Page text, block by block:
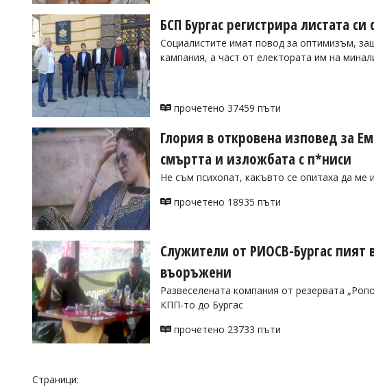
Колев,
office@flagman.bg
Коментарите
статиите
въвеждат
читателите
редакцията
отговорност
откриете
обиден
коментар,
сигнализирайте
БСП Бургас регистрира листата си
Социалистите имат повод за оптимизъм,
кампания, а част от електората им на
прочетено 37459 пъти
Глория в откровена изповед за
смъртта и изложбата с п*ниси
Не съм психопат, какъвто се опитаха да ме
прочетено 18935 пъти
Служители от РИОСВ-Бургас
въоръжени
Развеселената компания от резервата
КПП-то до Бургас
прочетено 23733 пъти
Страници: